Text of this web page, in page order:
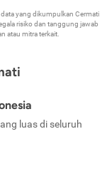
yang dikumpulkan Cermati
risiko dan tanggung jawab
atau mitra terkait.
luas di seluruh